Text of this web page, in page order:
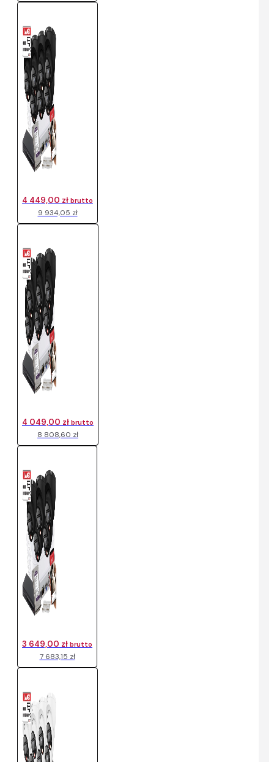
9 934,05 zł
4 449,00 zł brutto
8 808,60 zł
4 049,00 zł brutto
7 683,15 zł
3 649,00 zł brutto